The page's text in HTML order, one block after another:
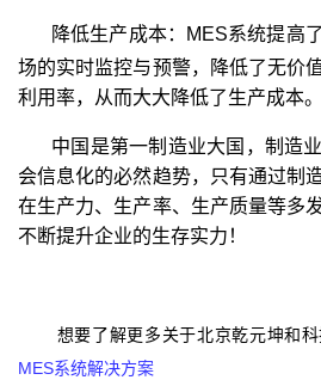
降低生产成本：MES系统提高
场的实时监控与预警，降低了无价
利用率，从而大大降低了生产成本。
中国是第一制造业大国，制造
会信息化的必然趋势，只有通过制
在生产力、生产率、生产质量等多
不断提升企业的生存实力！
想要了解更多关于北京乾元坤和
MES系统解决方案